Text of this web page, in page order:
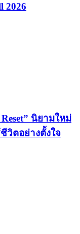
2026
นิยามใหม่
วิตอย่างตั้งใจ